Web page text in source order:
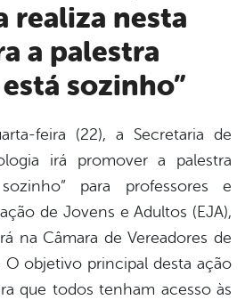
realiza nesta
a palestra
sozinho”
feira (22), a Secretaria de
irá promover a palestra
para professores e
de Jovens e Adultos (EJA),
na Câmara de Vereadores de
O objetivo principal desta ação
que todos tenham acesso às